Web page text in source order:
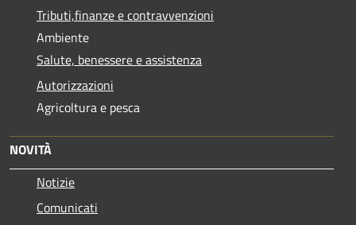
Tributi,finanze e contravvenzioni
Ambiente
Salute, benessere e assistenza
Autorizzazioni
Agricoltura e pesca
NOVITÀ
Notizie
Comunicati